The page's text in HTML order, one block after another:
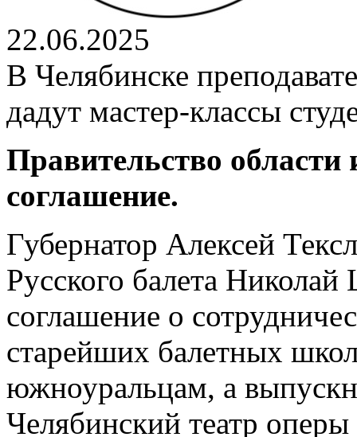
22.06.2025
В Челябинске
дадут мастер-классы
Правительство
соглашение.
Губернатор Алексей
Русского балета
соглашение о
старейших балетных
южноуральцам, а
Челябинский театр